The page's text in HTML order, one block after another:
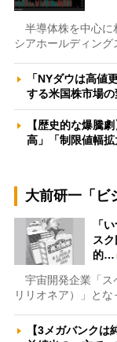
半導体株を中心に
シアホールディン
「NYダウは高値
する米国株市場
【歴史的な爆騰
高」「制限値幅
大前研一「ビ
「
ス
的…
宇宙開発企業「ス
リリオネア）」と
【3メガバンク